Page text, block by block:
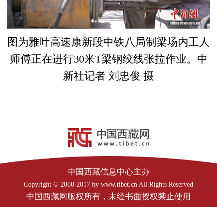
图为雅叶高速康新段中铁八局制梁场内工人
师傅正在进行30米T梁钢绞线张拉作业。中
新社记者 刘忠俊 摄
中国西藏信息中心主办
Copyright © 2000-2017 by www.tibet.cn All Rights Reserved
中国西藏网版权所有，未经书面授权禁止使用